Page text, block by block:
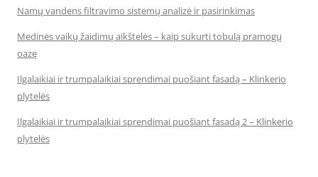
Namų vandens filtravimo sistemų analizė ir pasirinkimas
Medinės vaikų žaidimų aikštelės – kaip sukurti tobulą pramogų
oazę
Ilgalaikiai ir trumpalaikiai sprendimai puošiant fasadą – Klinkerio
plytelės
Ilgalaikiai ir trumpalaikiai sprendimai puošiant fasadą 2 – Klinkerio
plytelės